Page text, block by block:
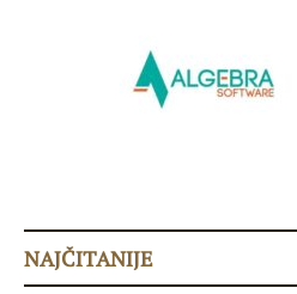
NAJČITANIJE